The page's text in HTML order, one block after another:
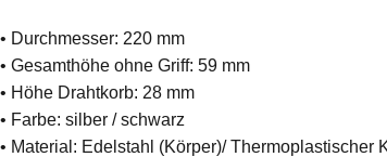
• Durchmesser: 220 mm
• Gesamthöhe ohne Griff: 59 mm
• Höhe Drahtkorb: 28 mm
• Farbe: silber / schwarz
• Material: Edelstahl (Körper)/ Thermoplastischer